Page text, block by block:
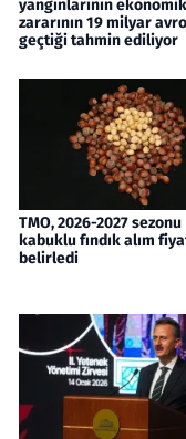
yangınlarının ekonomik
zararının 19 milyar
geçtiği tahmin ediliyor
TMO, 2026-2027 sezonu
kabuklu fındık alım
belirledi